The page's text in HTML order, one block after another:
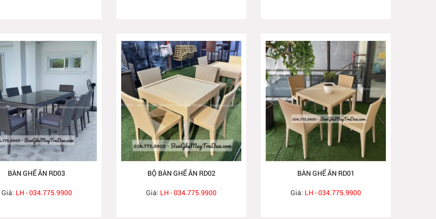
BÀN GHẾ ĂN RD03
Giá: LH - 034.775.9900
BỘ BÀN GHẾ ĂN RD02
Giá: LH - 034.775.9900
BÀN GHẾ ĂN RD01
Giá: LH - 034.775.9900